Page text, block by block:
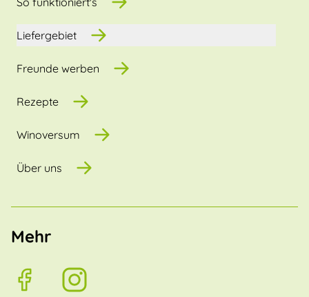
Liefergebiet
Freunde werben
Rezepte
Winoversum
Über uns
Mehr